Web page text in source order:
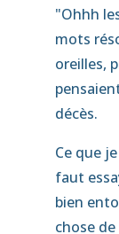
"Ohhh
mots
oreilles,
décès.
Ce que
faut
bien
chose